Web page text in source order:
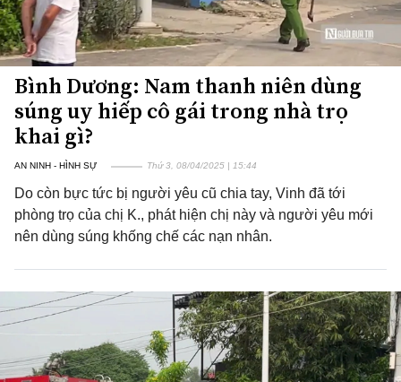
Bình Dương: Nam thanh niên dùng
súng uy hiếp cô gái trong nhà trọ
khai gì?
AN NINH - HÌNH SỰ Thứ 3, 08/04/2025 | 15:44
Do còn bực tức bị người yêu cũ chia tay, Vinh đã tới
phòng trọ của chị K., phát hiện chị này và người yêu mới
nên dùng súng khống chế các nạn nhân.